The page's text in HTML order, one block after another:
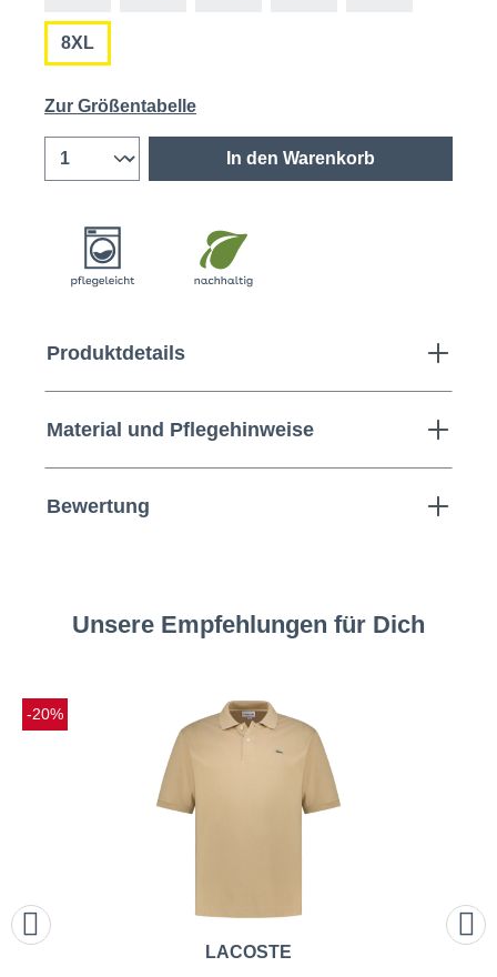
8XL
Zur Größentabelle
In den Warenkorb
Produktdetails
Material und Pflegehinweise
Bewertung
Unsere Empfehlungen für Dich
LACOSTE
-20%